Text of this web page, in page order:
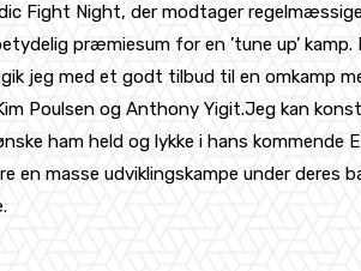
Fight Night, der modtager
præmiesum for en ’tune up’
jeg med et godt tilbud til en omkamp
Poulsen og Anthony Yigit.Jeg kan
ham held og lykke i hans
masse udviklingskampe under